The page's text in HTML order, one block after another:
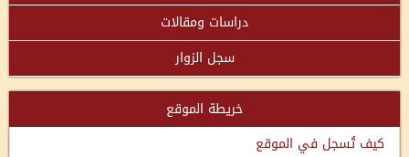
دراسات ومقالات
سجل الزوار
خريطة الموقع
كيف تُسجل في الموقع